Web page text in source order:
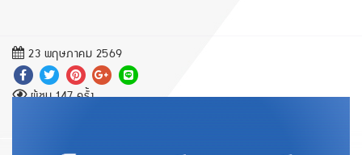
23 พฤษภาคม 2569
ผู้ชม 147 ครั้ง